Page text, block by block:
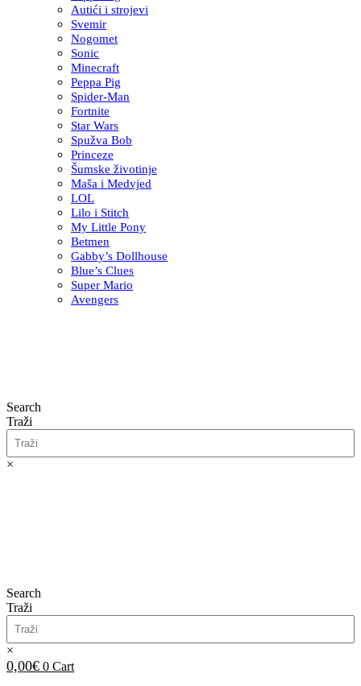
Autići i strojevi
Svemir
Nogomet
Sonic
Minecraft
Peppa Pig
Spider-Man
Fortnite
Star Wars
Spužva Bob
Princeze
Šumske životinje
Maša i Medvjed
LOL
Lilo i Stitch
My Little Pony
Betmen
Gabby’s Dollhouse
Blue’s Clues
Super Mario
Avengers
Search
Traži
×
Search
Traži
×
0,00€ 0 Cart